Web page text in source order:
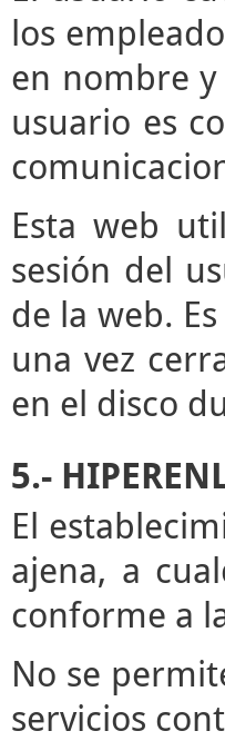
los
en nombre
usuario es
Esta web
sesión del
de la web.
una vez
en el disco
5.-
El
ajena, a
conforme a
No se
servicios